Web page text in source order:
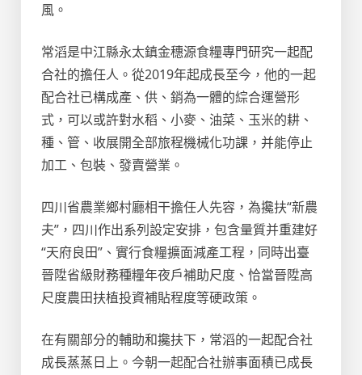
風。
常滔是中江縣永太鎮金穗源食糧專門研究一起配
合社的擔任人。從2019年起成長至今，他的一起
配合社已構成產、供、銷為一體的綜合運營形
式，可以或許對水稻、小麥、油菜、玉米的耕、
種、管、收展開全部旅程機械化功課，并能停止
加工、包裝、發賣營業。
四川省農業鄉村廳相干擔任人先容，為攙扶“新農
夫”，四川作出系列設定安排，包含量質并重建好
“天府良田”、實行食糧擴面減產工程，同時出臺
晉陞省級財務種糧年夜戶補助尺度、恰當晉陞高
尺度農田扶植投資補貼程度等硬政策。
在有關部分的輔助和攙扶下，常滔的一起配合社
成長蒸蒸日上。今朝一起配合社辦事面積已成長